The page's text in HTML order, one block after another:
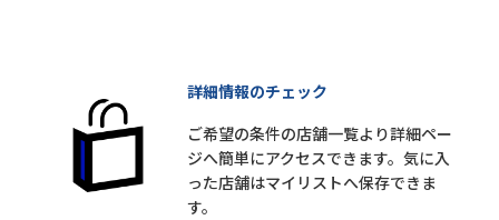
詳細情報のチェック
ご希望の条件の店舗一覧より詳細ペー
ジへ簡単にアクセスできます。気に入
った店舗はマイリストへ保存できま
す。